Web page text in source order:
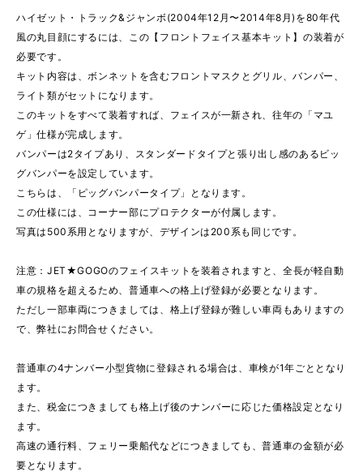
ハイゼット・トラック&ジャンボ(2004年12月〜2014年8月)を80年代
風の丸目顔にするには、この【フロントフェイス基本キット】の装着が
必要です。
キット内容は、ボンネットを含むフロントマスクとグリル、バンパー、
ライト類がセットになります。
このキットをすべて装着すれば、フェイスが一新され、往年の「マユ
ゲ」仕様が完成します。
バンパーは2タイプあり、スタンダードタイプと張り出し感のあるビッ
グバンパーを設定しています。
こちらは、「ピッグバンパータイプ」となります。
この仕様には、コーナー部にプロテクターが付属します。
写真は500系用となりますが、デザインは200系も同じです。
注意：JET★GOGOのフェイスキットを装着されますと、全長が軽自動
車の規格を超えるため、普通車への格上げ登録が必要となります。
ただし一部車両につきましては、格上げ登録が難しい車両もありますの
で、弊社にお問合せください。
普通車の4ナンバー小型貨物に登録される場合は、車検が1年ごととなり
ます。
また、税金につきましても格上げ後のナンバーに応じた価格設定となり
ます。
高速の通行料、フェリー乗船代などにつきましても、普通車の金額が必
要となります。